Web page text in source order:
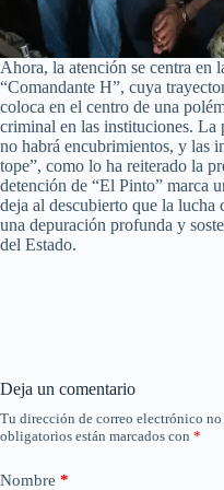
Ahora, la atención se centra en
“Comandante H”, cuya
coloca en el centro de una
criminal en las instituciones. La
no habrá encubrimientos, y las
tope”, como lo ha reiterado la
detención de “El Pinto” marca
deja al descubierto que la
una depuración profunda y
del Estado.
Deja un comentario
Tu dirección de correo electrónico no
obligatorios están marcados con *
Nombre *